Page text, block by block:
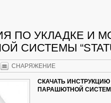
ПО УКЛАДКЕ И
СИСТЕМЫ
СНАРЯЖЕНИЕ
СКАЧАТЬ
ПАРАШЮТНОЙ СИСТЕМЫ